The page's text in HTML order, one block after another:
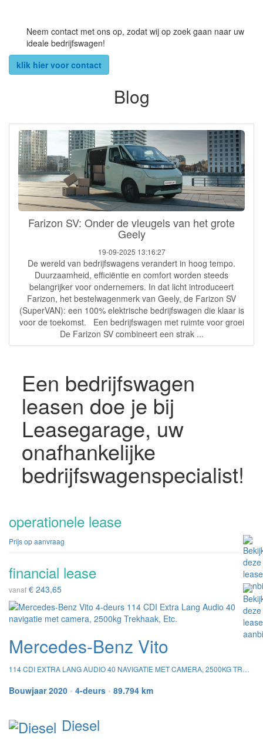
Neem contact met ons op, zodat wij op zoek gaan naar uw
ideale bedrijfswagen!
klik hier voor contact
Blog
Farizon SV: Onder de vleugels van het grote
Geely
19-09-2025 13:16:27
De wereld van bedrijfswagens verandert in hoog tempo.
Duurzaamheid, efficiëntie en comfort worden steeds
belangrijker voor ondernemers. In dat licht introduceert
Farizon, het bestelwagenmerk van Geely, de Farizon SV
(SuperVAN): een 100% elektrische bedrijfswagen die klaar is
voor de toekomst. Een bedrijfswagen met ruimte voor groei
De Farizon SV combineert een strak ...
Een bedrijfswagen
leasen doe je bij
Leasegarage, uw
onafhankelijke
bedrijfswagenspecialist!
operationele lease
Prijs op aanvraag
financial lease
vanaf € 243,65
Mercedes-Benz Vito
114 CDI EXTRA LANG AUDIO 40 NAVIGATIE MET CAMERA, 2500KG TREKHAAK, ETC.
Bouwjaar 2020 • 4-deurs • 89.794 km
Diesel